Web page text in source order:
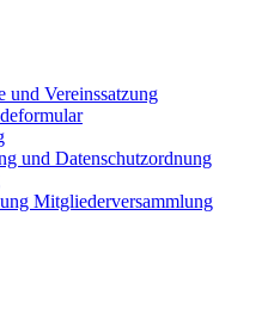
und Vereinssatzung
und Datenschutzordnung
Mitgliederversammlung